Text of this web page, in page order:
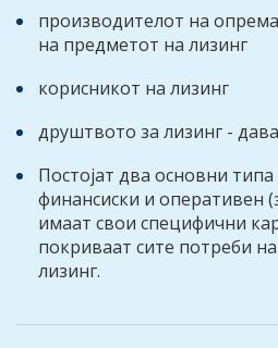
производителот на
на предметот на лизинг
корисникот на лизинг
друштвото за лизинг -
Постојат два основни
финансиски и оперативен
имаат свои специфични
покриваат сите потреби
лизинг.